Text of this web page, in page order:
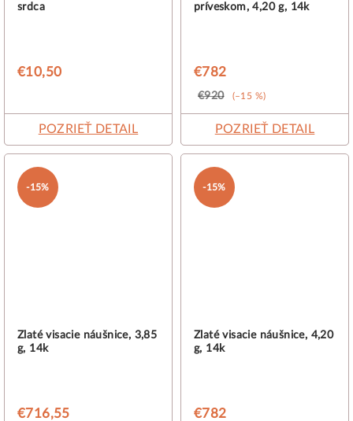
srdca
€10,50
POZRIEŤ DETAIL
príveskom, 4,20 g, 14k
€782
€920 (–15 %)
POZRIEŤ DETAIL
-15%
Zlaté visacie náušnice, 3,85
g, 14k
€716,55
-15%
Zlaté visacie náušnice, 4,20
g, 14k
€782